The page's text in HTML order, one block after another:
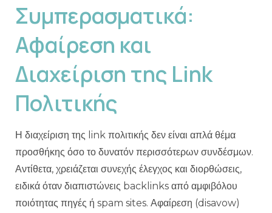
Συμπερασματικά:
Αφαίρεση και
Διαχείριση της Link
Πολιτικής
Η διαχείριση της link πολιτικής δεν είναι απλά θέμα
προσθήκης όσο το δυνατόν περισσότερων συνδέσμων.
Αντίθετα, χρειάζεται συνεχής έλεγχος και διορθώσεις,
ειδικά όταν διαπιστώνεις backlinks από αμφιβόλου
ποιότητας πηγές ή spam sites. Αφαίρεση (disavow)